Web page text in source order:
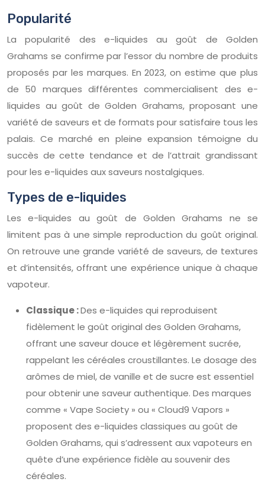
Popularité
La popularité des e-liquides au goût de Golden
Grahams se confirme par l’essor du nombre de produits
proposés par les marques. En 2023, on estime que plus
de 50 marques différentes commercialisent des e-
liquides au goût de Golden Grahams, proposant une
variété de saveurs et de formats pour satisfaire tous les
palais. Ce marché en pleine expansion témoigne du
succès de cette tendance et de l’attrait grandissant
pour les e-liquides aux saveurs nostalgiques.
Types de e-liquides
Les e-liquides au goût de Golden Grahams ne se
limitent pas à une simple reproduction du goût original.
On retrouve une grande variété de saveurs, de textures
et d’intensités, offrant une expérience unique à chaque
vapoteur.
Classique :Des e-liquides qui reproduisent
fidèlement le goût original des Golden Grahams,
offrant une saveur douce et légèrement sucrée,
rappelant les céréales croustillantes. Le dosage des
arômes de miel, de vanille et de sucre est essentiel
pour obtenir une saveur authentique. Des marques
comme « Vape Society » ou « Cloud9 Vapors »
proposent des e-liquides classiques au goût de
Golden Grahams, qui s’adressent aux vapoteurs en
quête d’une expérience fidèle au souvenir des
céréales.